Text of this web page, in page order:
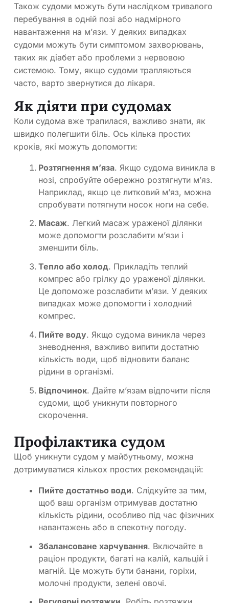
Також судоми можуть бути наслідком тривалого
перебування в одній позі або надмірного
навантаження на м’язи. У деяких випадках
судоми можуть бути симптомом захворювань,
таких як діабет або проблеми з нервовою
системою. Тому, якщо судоми трапляються
часто, варто звернутися до лікаря.
Як діяти при судомах
Коли судома вже трапилася, важливо знати, як
швидко полегшити біль. Ось кілька простих
кроків, які можуть допомогти:
Розтягнення м’яза. Якщо судома виникла в
нозі, спробуйте обережно розтягнути м’яз.
Наприклад, якщо це литковий м’яз, можна
спробувати потягнути носок ноги на себе.
Масаж. Легкий масаж ураженої ділянки
може допомогти розслабити м’язи і
зменшити біль.
Тепло або холод. Прикладіть теплий
компрес або грілку до ураженої ділянки.
Це допоможе розслабити м’язи. У деяких
випадках може допомогти і холодний
компрес.
Пийте воду. Якщо судома виникла через
зневоднення, важливо випити достатню
кількість води, щоб відновити баланс
рідини в організмі.
Відпочинок. Дайте м’язам відпочити після
судоми, щоб уникнути повторного
скорочення.
Профілактика судом
Щоб уникнути судом у майбутньому, можна
дотримуватися кількох простих рекомендацій:
Пийте достатньо води. Слідкуйте за тим,
щоб ваш організм отримував достатню
кількість рідини, особливо під час фізичних
навантажень або в спекотну погоду.
Збалансоване харчування. Включайте в
раціон продукти, багаті на калій, кальцій і
магній. Це можуть бути банани, горіхи,
молочні продукти, зелені овочі.